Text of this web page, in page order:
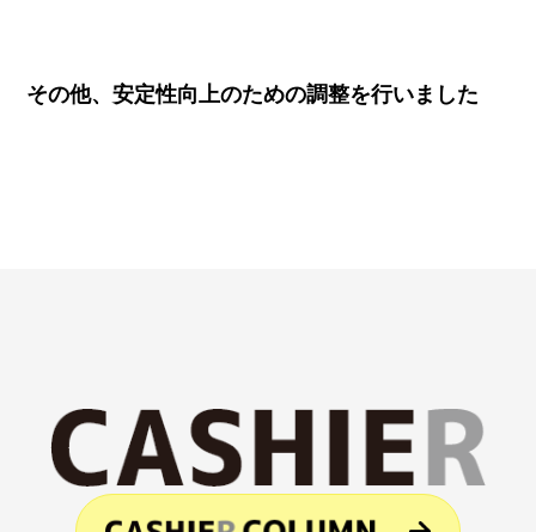
その他、安定性向上のための調整を行いました